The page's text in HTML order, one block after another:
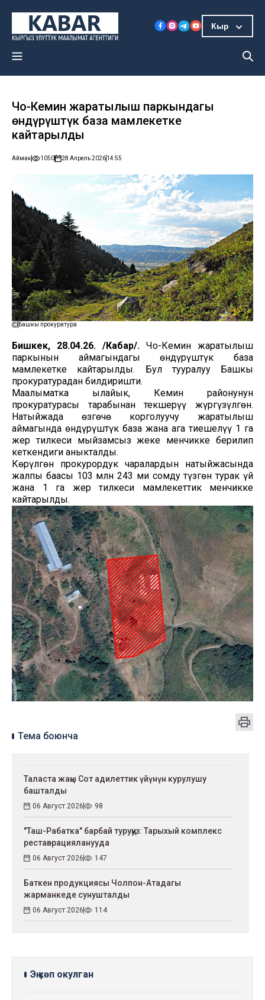
Кыр
Чоң-Кемин жаратылыш паркындагы
өндүрүштүк база мамлекетке
кайтарылды
Аймак 1050 28 Апрель 202614:55
Башкы прокуратура
Бишкек, 28.04.26. /Кабар/. Чоң-Кемин жаратылыш
паркынын аймагындагы өндүрүштүк база
мамлекетке кайтарылды. Бул тууралуу Башкы
прокуратурадан билдиришти.
Маалыматка ылайык, Кемин районунун
прокуратурасы тарабынан текшерүү жүргүзүлгөн.
Натыйжада өзгөчө корголуучу жаратылыш
аймагында өндүрүштүк база жана ага тиешелүү 1 га
жер тилкеси мыйзамсыз жеке менчикке берилип
кеткендиги аныкталды.
Көрүлгөн прокурордук чаралардын натыйжасында
жалпы баасы 103 млн 243 миң сомду түзгөн турак үй
жана 1 га жер тилкеси мамлекеттик менчикке
кайтарылды.
Тема боюнча
Таласта жаңы Сот адилеттик үйүнүн курулушу
башталды
06 Август 2026 98
"Таш-Рабатка" барбай туруңуз: Тарыхый комплекс
реставрацияланууда
06 Август 2026 147
Баткен продукциясы Чолпон-Атадагы
жарманкеде сунушталды
06 Август 2026 114
Эң көп окулган